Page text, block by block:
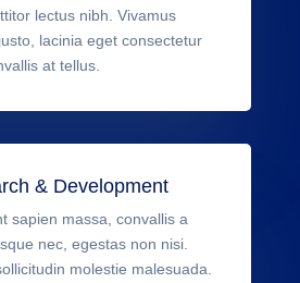
lectus nibh. Vivamus
lacinia eget consectetur
at tellus.
& Development
sapien massa, convallis a
nec, egestas non nisi.
molestie malesuada.